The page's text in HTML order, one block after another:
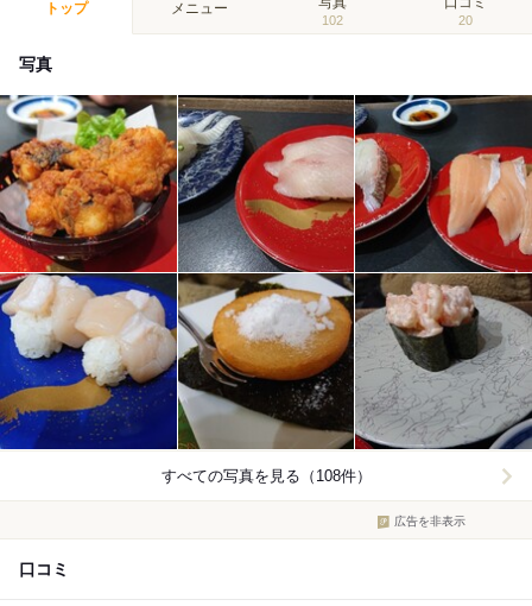
トップ メニュー
102 20
写真
すべての写真を見る（108件）
広告を非表示
口コミ